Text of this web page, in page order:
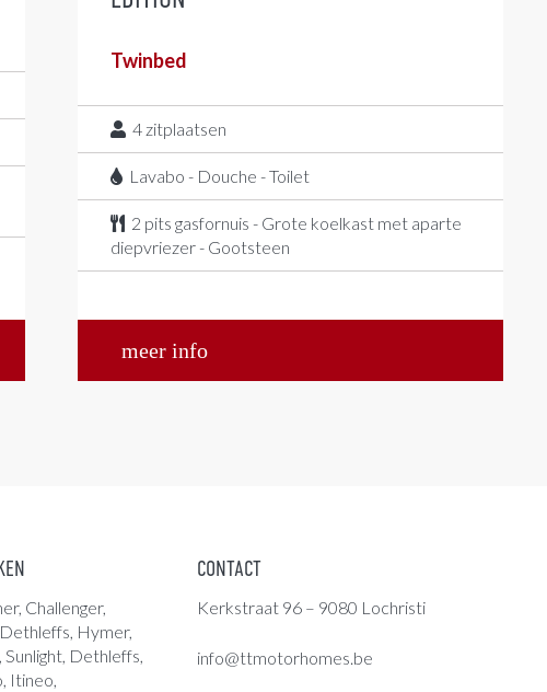
Twinbed
4 zitplaatsen
Lavabo - Douche - Toilet
2 pits gasfornuis - Grote koelkast met aparte
diepvriezer - Gootsteen
meer info
Challenger,
Dethleffs, Hymer,
Sunlight, Dethleffs,
Itineo,
CONTACT
Kerkstraat 96 – 9080 Lochristi
info@ttmotorhomes.be